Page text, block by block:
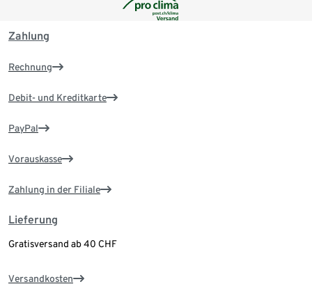
Zahlung
Rechnung
Debit- und Kreditkarte
PayPal
Vorauskasse
Zahlung in der Filiale
Lieferung
Gratisversand ab 40 CHF
Versandkosten